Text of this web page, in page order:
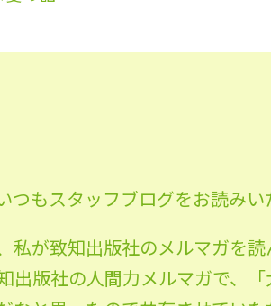
つもスタッフブログをお読みい
私が致知出版社のメルマガを
出版社の人間力メルマガで、